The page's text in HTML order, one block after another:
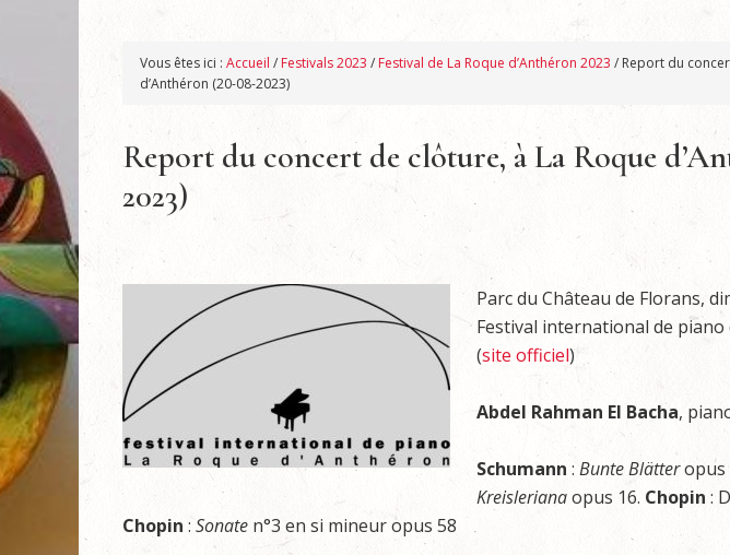
Vous êtes ici : Accueil / Festivals 2023 / Festival de La Roque d’Anthéron 2023 / Report du
d’Anthéron (20-08-2023)
Report du concert de clôture, à La Roque
2023)
Parc du Château de Florans,
Festival international de piano
(site officiel)
Abdel Rahman El Bacha,
Schumann : Bunte Blätteropus
Kreislerianaopus 16. Chopin :
Chopin : Sonate n°3 en si mineur opus 58